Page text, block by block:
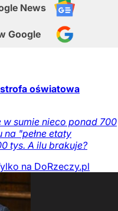
News
Google
oświatowa
w sumie nieco ponad 700
"pełne etaty
tys. A ilu brakuje?
na DoRzeczy.pl